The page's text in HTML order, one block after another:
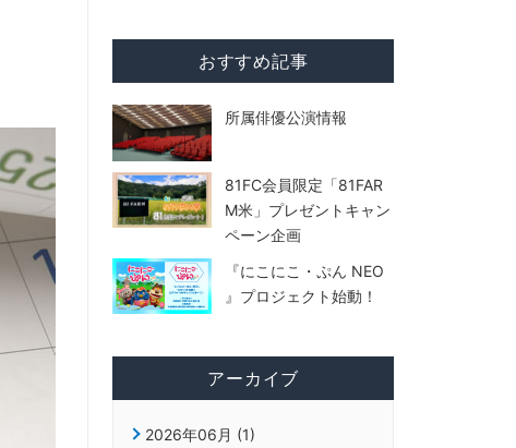
おすすめ記事
所属俳優公演情報
81FC会員限定「81FAR
M米」プレゼントキャン
ペーン企画
『にこにこ・ぷん NEO
』プロジェクト始動！
アーカイブ
2026年06月 (1)